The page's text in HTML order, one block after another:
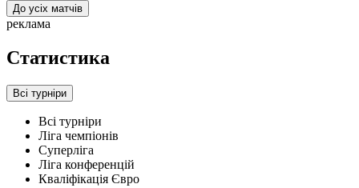
До усіх матчів
реклама
Статистика
Всі турніри
Всі турніри
Ліга чемпіонів
Суперліга
Ліга конференцій
Кваліфікація Євро